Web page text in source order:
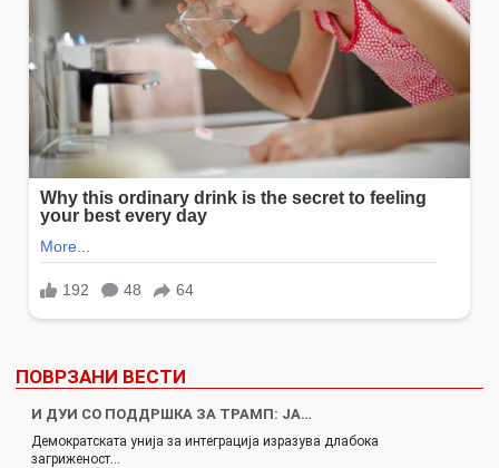
ПОВРЗАНИ ВЕСТИ
И ДУИ СО ПОДДРШКА ЗА ТРАМП: ЈА…
Демократската унија за интеграција изразува длабока
загриженост…